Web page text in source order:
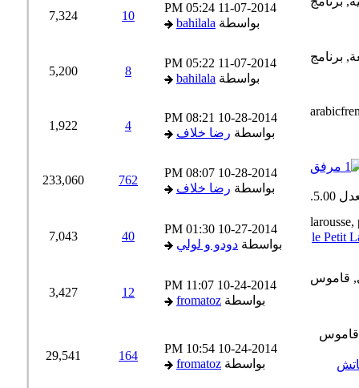
11-07-2014
05:24 PM
بواسطةbahilala
10
7,324
11-07-2014
05:22 PM
بواسطةbahilala
5,200
10-28-2014
08:21 PM
بواسطةرضا خلاف
1,922
10-28-2014
08:07 PM
بواسطةرضا خلاف
762
233,060
10-27-2014
01:30 PM
بواسطةدودو و لولي
40
7,043
10-24-2014
11:07 PM
بواسطةfromatoz
12
3,427
10-24-2014
10:54 PM
بواسطةfromatoz
164
29,541